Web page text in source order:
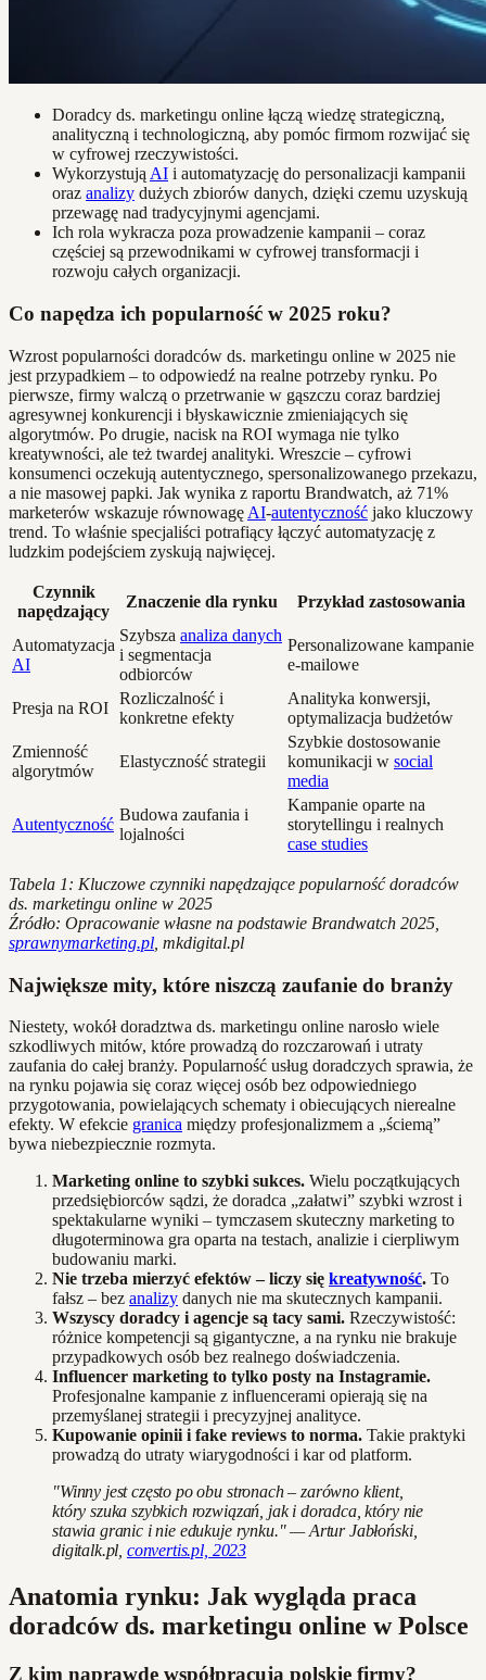
Doradcy ds. marketingu online łączą wiedzę strategiczną,
analityczną i technologiczną, aby pomóc firmom rozwijać się
w cyfrowej rzeczywistości.
Wykorzystują AI i automatyzację do personalizacji kampanii
oraz analizy dużych zbiorów danych, dzięki czemu uzyskują
przewagę nad tradycyjnymi agencjami.
Ich rola wykracza poza prowadzenie kampanii – coraz
częściej są przewodnikami w cyfrowej transformacji i
rozwoju całych organizacji.
Co napędza ich popularność w 2025 roku?
Wzrost popularności doradców ds. marketingu online w 2025 nie
jest przypadkiem – to odpowiedź na realne potrzeby rynku. Po
pierwsze, firmy walczą o przetrwanie w gąszczu coraz bardziej
agresywnej konkurencji i błyskawicznie zmieniających się
algorytmów. Po drugie, nacisk na ROI wymaga nie tylko
kreatywności, ale też twardej analityki. Wreszcie – cyfrowi
konsumenci oczekują autentycznego, spersonalizowanego przekazu,
a nie masowej papki. Jak wynika z raportu Brandwatch, aż 71%
marketerów wskazuje równowagę AI-autentyczność jako kluczowy
trend. To właśnie specjaliści potrafiący łączyć automatyzację z
ludzkim podejściem zyskują najwięcej.
Czynnik
napędzający
Znaczenie dla rynku Przykład zastosowania
Automatyzacja
AI
Szybsza analiza danych
i segmentacja
odbiorców
Personalizowane kampanie
e-mailowe
Presja na ROI
Rozliczalność i
konkretne efekty
Analityka konwersji,
optymalizacja budżetów
Zmienność
algorytmów
Elastyczność strategii
Szybkie dostosowanie
komunikacji w social
media
Autentyczność
Budowa zaufania i
lojalności
Kampanie oparte na
storytellingu i realnych
case studies
Tabela 1: Kluczowe czynniki napędzające popularność doradców
ds. marketingu online w 2025
Źródło: Opracowanie własne na podstawie Brandwatch 2025,
sprawnymarketing.pl , mkdigital.pl
Największe mity, które niszczą zaufanie do branży
Niestety, wokół doradztwa ds. marketingu online narosło wiele
szkodliwych mitów, które prowadzą do rozczarowań i utraty
zaufania do całej branży. Popularność usług doradczych sprawia, że
na rynku pojawia się coraz więcej osób bez odpowiedniego
przygotowania, powielających schematy i obiecujących nierealne
efekty. W efekcie granica między profesjonalizmem a „ściemą”
bywa niebezpiecznie rozmyta.
Marketing online to szybki sukces. Wielu początkujących
przedsiębiorców sądzi, że doradca „załatwi” szybki wzrost i
spektakularne wyniki – tymczasem skuteczny marketing to
długoterminowa gra oparta na testach, analizie i cierpliwym
budowaniu marki.
Nie trzeba mierzyć efektów – liczy się kreatywność. To
fałsz – bez analizy danych nie ma skutecznych kampanii.
Wszyscy doradcy i agencje są tacy sami. Rzeczywistość:
różnice kompetencji są gigantyczne, a na rynku nie brakuje
przypadkowych osób bez realnego doświadczenia.
Influencer marketing to tylko posty na Instagramie.
Profesjonalne kampanie z influencerami opierają się na
przemyślanej strategii i precyzyjnej analityce.
Kupowanie opinii i fake reviews to norma. Takie praktyki
prowadzą do utraty wiarygodności i kar od platform.
"Winny jest często po obu stronach – zarówno klient,
który szuka szybkich rozwiązań, jak i doradca, który nie
stawia granic i nie edukuje rynku." — Artur Jabłoński,
digitalk.pl, convertis.pl, 2023
Anatomia rynku: Jak wygląda praca
doradców ds. marketingu online w Polsce
Z kim naprawdę współpracują polskie firmy?